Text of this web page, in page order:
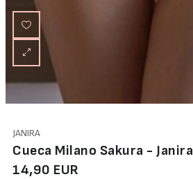
JANIRA
Cueca Milano Sakura - Janira
14,90 EUR